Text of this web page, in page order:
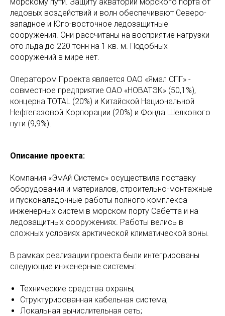
ледовых воздействий и волн обеспечивают Северо-
западное и Юго-восточное ледозащитные
сооружения. Они рассчитаны на восприятие нагрузки
ото льда до 220 тонн на 1 кв. м. Подобных
сооружений в мире нет.
Оператором Проекта является ОАО «Ямал СПГ» -
совместное предприятие ОАО «НОВАТЭК» (50,1%),
концерна TOTAL (20%) и Китайской Национальной
Нефтегазовой Корпорации (20%) и Фонда Шелкового
пути (9,9%).
Описание проекта:
Компания «ЭмАй Системс» осуществила поставку
оборудования и материалов, строительно-монтажные
и пусконаладочные работы полного комплекса
инженерных систем в морском порту Сабетта и на
ледозащитных сооружениях. Работы велись в
сложных условиях арктической климатической зоны.
В рамках реализации проекта были интегрированы
следующие инженерные системы:
Технические средства охраны;
Структурированная кабельная система;
Локальная вычислительная сеть;